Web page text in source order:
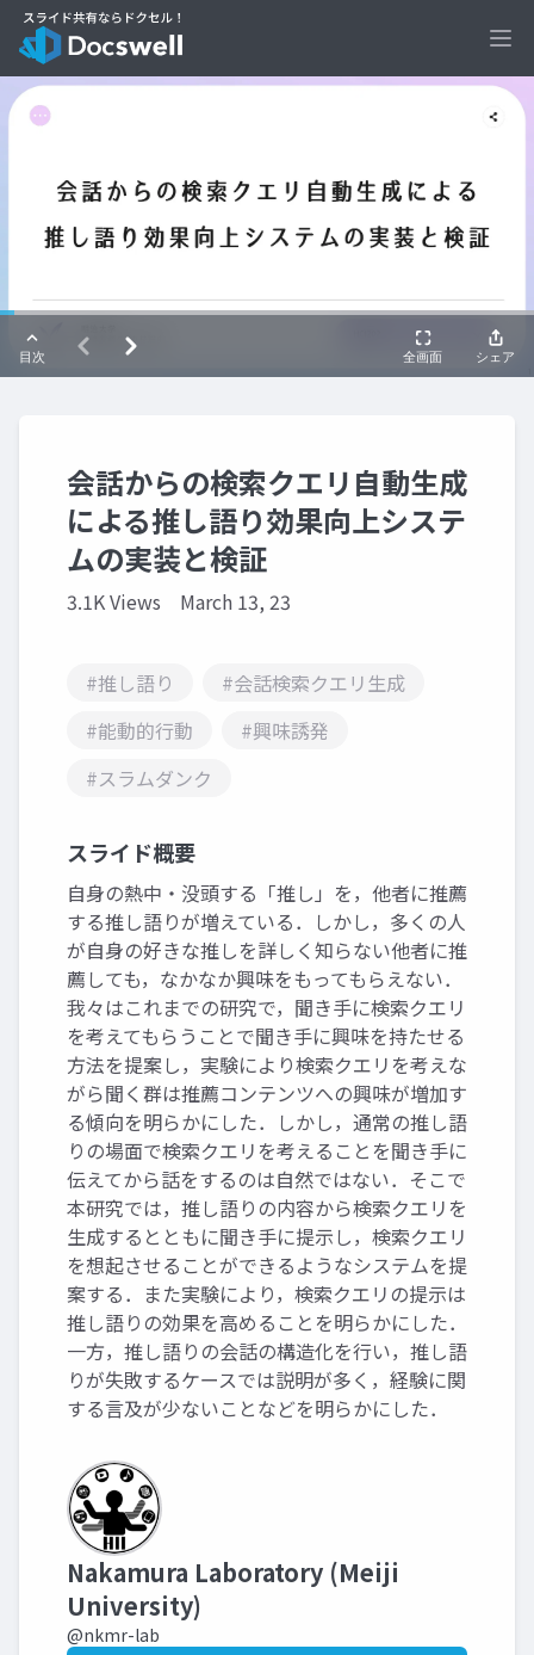
会話からの検索クエリ自動生成
による推し語り効果向上システ
ムの実装と検証
3.1K Views March 13, 23
#推し語り
#会話検索クエリ生成
#能動的行動
#興味誘発
#スラムダンク
スライド概要
自身の熱中・没頭する「推し」を，他者に推薦
する推し語りが増えている．しかし，多くの人
が自身の好きな推しを詳しく知らない他者に推
薦しても，なかなか興味をもってもらえない．
我々はこれまでの研究で，聞き手に検索クエリ
を考えてもらうことで聞き手に興味を持たせる
方法を提案し，実験により検索クエリを考えな
がら聞く群は推薦コンテンツへの興味が増加す
る傾向を明らかにした．しかし，通常の推し語
りの場面で検索クエリを考えることを聞き手に
伝えてから話をするのは自然ではない．そこで
本研究では，推し語りの内容から検索クエリを
生成するとともに聞き手に提示し，検索クエリ
を想起させることができるようなシステムを提
案する．また実験により，検索クエリの提示は
推し語りの効果を高めることを明らかにした．
一方，推し語りの会話の構造化を行い，推し語
りが失敗するケースでは説明が多く，経験に関
する言及が少ないことなどを明らかにした．
Nakamura Laboratory (Meiji
University)
@nkmr-lab